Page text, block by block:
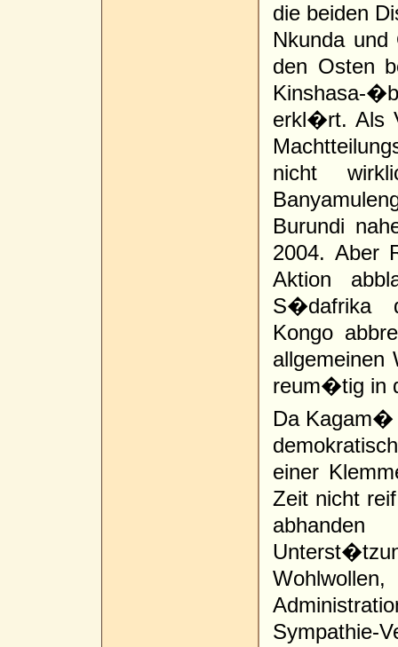
die beiden
Nkunda
den Osten
Kinshasa-
erkl�rt. Als
nicht
Burundi
2004. Aber
Aktion
S�dafrika
Kongo
reum�tig in
Da Kagam�
einer
Zeit nicht
abhanden